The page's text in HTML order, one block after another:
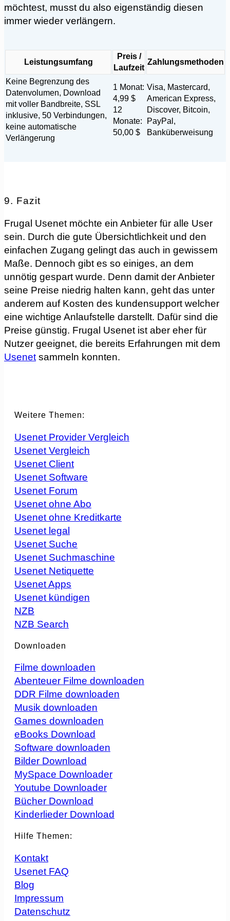
möchtest, musst du also eigenständig diesen
immer wieder verlängern.
Leistungsumfang
Preis /
Laufzeit
Zahlungsmethoden
Keine Begrenzung des
Datenvolumen, Download
mit voller Bandbreite, SSL
inklusive, 50 Verbindungen,
keine automatische
Verlängerung
1 Monat:
4,99 $
12
Monate:
50,00 $
Visa, Mastercard,
American Express,
Discover, Bitcoin,
PayPal,
Banküberweisung
9. Fazit
Frugal Usenet möchte ein Anbieter für alle User
sein. Durch die gute Übersichtlichkeit und den
einfachen Zugang gelingt das auch in gewissem
Maße. Dennoch gibt es so einiges, an dem
unnötig gespart wurde. Denn damit der Anbieter
seine Preise niedrig halten kann, geht das unter
anderem auf Kosten des kundensupport welcher
eine wichtige Anlaufstelle darstellt. Dafür sind die
Preise günstig. Frugal Usenet ist aber eher für
Nutzer geeignet, die bereits Erfahrungen mit dem
Usenet sammeln konnten.
Weitere Themen:
Usenet Provider Vergleich
Usenet Vergleich
Usenet Client
Usenet Software
Usenet Forum
Usenet ohne Abo
Usenet ohne Kreditkarte
Usenet legal
Usenet Suche
Usenet Suchmaschine
Usenet Netiquette
Usenet Apps
Usenet kündigen
NZB
NZB Search
Downloaden
Filme downloaden
Abenteuer Filme downloaden
DDR Filme downloaden
Musik downloaden
Games downloaden
eBooks Download
Software downloaden
Bilder Download
MySpace Downloader
Youtube Downloader
Bücher Download
Kinderlieder Download
Hilfe Themen:
Kontakt
Usenet FAQ
Blog
Impressum
Datenschutz